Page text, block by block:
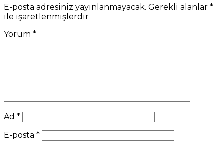
E-posta adresiniz yayınlanmayacak. Gerekli alanlar *
ile işaretlenmişlerdir
Yorum *
Ad *
E-posta *